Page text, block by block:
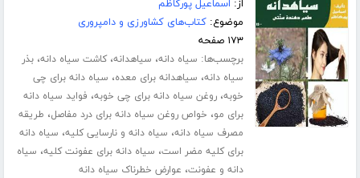
از: اسماعیل پورکاظم
موضوع:کتاب‌های کشاورزی و دامپروری
۱۷۳ صفحه
برچسب‌ها: سیاه دانه، سیاهدانه،کاشت سیاه دانه،بذر
سیاه دانه، سیاهدانه برای معده، سیاه دانه برای چی
خوبه،روغن سیاه دانه برای چی خوبه، فواید سیاه دانه
برای مو، خواص روغن سیاه دانه برای درد مفاصل، طریقه
مصرف سیاه دانه، سیاه دانه و نارسایی کلیه، سیاه دانه
برای کلیه مضر است، سیاه دانه برای عفونت کلیه، سیاه
دانه و عفونت، عوارض خطرناک سیاه دانه